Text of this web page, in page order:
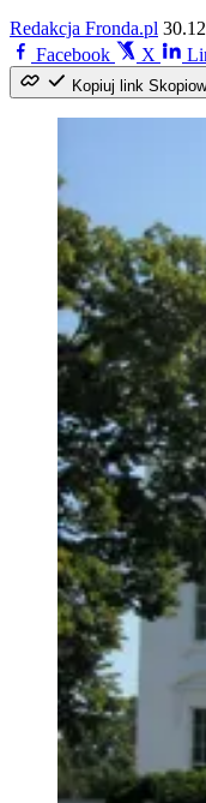
Redakcja Fronda.pl
Facebook
X
Kopiuj link